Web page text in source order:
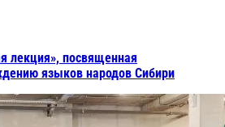
лекция», посвященная
языков народов Сибири